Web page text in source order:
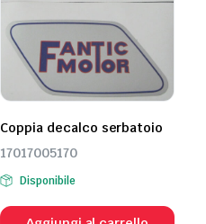
Coppia decalco serbatoio
17017005170
Disponibile